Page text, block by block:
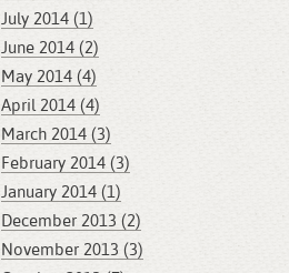
July 2014 (1)
June 2014 (2)
May 2014 (4)
April 2014 (4)
March 2014 (3)
February 2014 (3)
January 2014 (1)
December 2013 (2)
November 2013 (3)